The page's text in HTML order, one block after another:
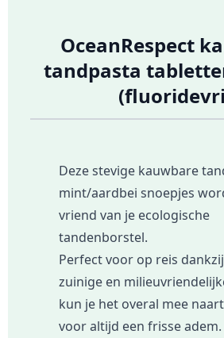
OceanRespect
tandpasta
Deze stevige kauwbare
mint/aardbei snoepjes
vriend van je ecologische
tandenborstel.
Perfect voor op reis
zuinige en
kun je het overal mee
voor altijd een frisse adem.